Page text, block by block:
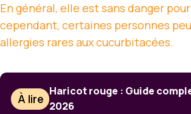
En général, elle est sans danger
cependant, certaines personnes
allergies rares aux cucurbitacées.
À lire
Haricot rouge : Guide
2026